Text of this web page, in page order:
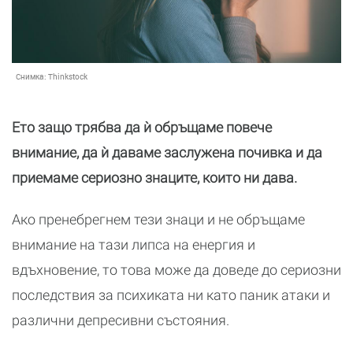
Снимка: Thinkstock
Ето защо трябва да ѝ обръщаме повече
внимание, да ѝ даваме заслужена почивка и да
приемаме сериозно знаците, които ни дава.
Ако пренебрегнем тези знаци и не обръщаме
внимание на тази липса на енергия и
вдъхновение, то това може да доведе до сериозни
последствия за психиката ни като паник атаки и
различни депресивни състояния.